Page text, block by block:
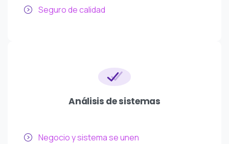
Seguro de calidad
Análisis de sistemas
Negocio y sistema se unen